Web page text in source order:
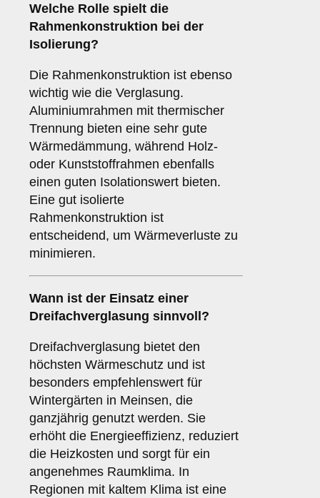
Welche Rolle spielt die
Rahmenkonstruktion bei der
Isolierung?
Die Rahmenkonstruktion ist ebenso
wichtig wie die Verglasung.
Aluminiumrahmen mit thermischer
Trennung bieten eine sehr gute
Wärmedämmung, während Holz-
oder Kunststoffrahmen ebenfalls
einen guten Isolationswert bieten.
Eine gut isolierte
Rahmenkonstruktion ist
entscheidend, um Wärmeverluste zu
minimieren.
Wann ist der Einsatz einer
Dreifachverglasung sinnvoll?
Dreifachverglasung bietet den
höchsten Wärmeschutz und ist
besonders empfehlenswert für
Wintergärten in Meinsen, die
ganzjährig genutzt werden. Sie
erhöht die Energieeffizienz, reduziert
die Heizkosten und sorgt für ein
angenehmes Raumklima. In
Regionen mit kaltem Klima ist eine